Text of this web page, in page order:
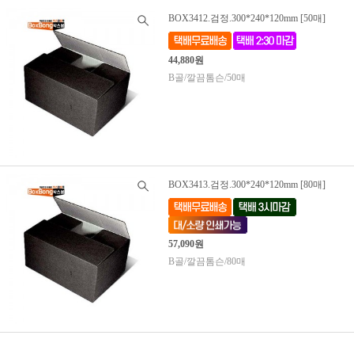
BOX3412.검정.300*240*120mm [50매]
44,880원
B골/깔끔톰슨/50매
BOX3413.검정.300*240*120mm [80매]
57,090원
B골/깔끔톰슨/80매